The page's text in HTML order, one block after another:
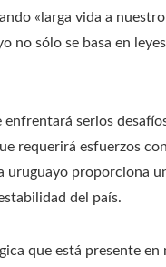
«larga vida a
no sólo se basa en
serios
requerirá esfuerzos
uruguayo proporciona
del país.
que está presente